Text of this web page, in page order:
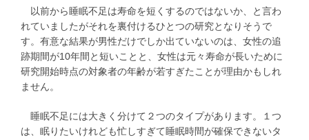
以前から睡眠不足は寿命を短くするのではないか、と言わ
れていましたがそれを裏付けるひとつの研究となりそうで
す。有意な結果が男性だけでしか出ていないのは、女性の追
跡期間が10年間と短いことと、女性は元々寿命が長いために
研究開始時点の対象者の年齢が若すぎたことが理由かもしれ
ません。
睡眠不足には大きく分けて２つのタイプがあります。１つ
は、眠りたいけれども忙しすぎて睡眠時間が確保できないタ